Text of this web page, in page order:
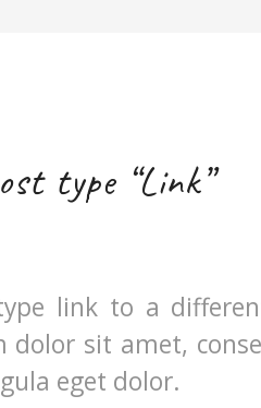
type “Link”
link to a
dolor sit amet,
eget dolor.